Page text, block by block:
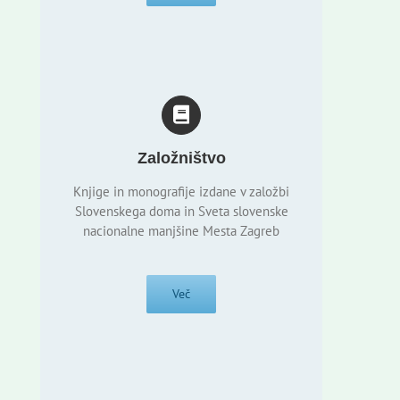
Založništvo
Knjige in monografije izdane v založbi
Slovenskega doma in Sveta slovenske
nacionalne manjšine Mesta Zagreb
Več